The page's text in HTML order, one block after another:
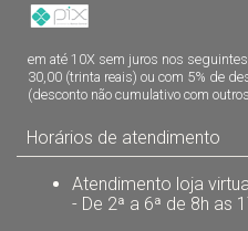
em até 10X sem juros nos
30,00 (trinta reais) ou com 5% de
(desconto não cumulativo com
Horários de atendimento
Atendimento loja
- De 2ª a 6ª de 8h as